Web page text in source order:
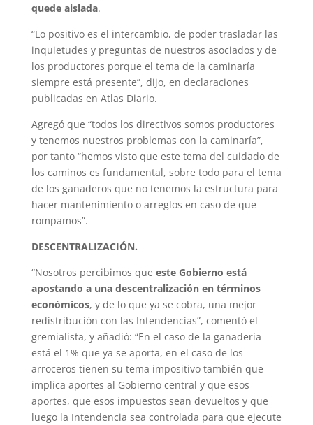
quede aislada.
“Lo positivo es el intercambio, de poder trasladar las
inquietudes y preguntas de nuestros asociados y de
los productores porque el tema de la caminaría
siempre está presente”, dijo, en declaraciones
publicadas en Atlas Diario.
Agregó que “todos los directivos somos productores
y tenemos nuestros problemas con la caminaría”,
por tanto “hemos visto que este tema del cuidado de
los caminos es fundamental, sobre todo para el tema
de los ganaderos que no tenemos la estructura para
hacer mantenimiento o arreglos en caso de que
rompamos”.
DESCENTRALIZACIÓN.
“Nosotros percibimos que este Gobierno está
apostando a una descentralización en términos
económicos, y de lo que ya se cobra, una mejor
redistribución con las Intendencias”, comentó el
gremialista, y añadió: “En el caso de la ganadería
está el 1% que ya se aporta, en el caso de los
arroceros tienen su tema impositivo también que
implica aportes al Gobierno central y que esos
aportes, que esos impuestos sean devueltos y que
luego la Intendencia sea controlada para que ejecute